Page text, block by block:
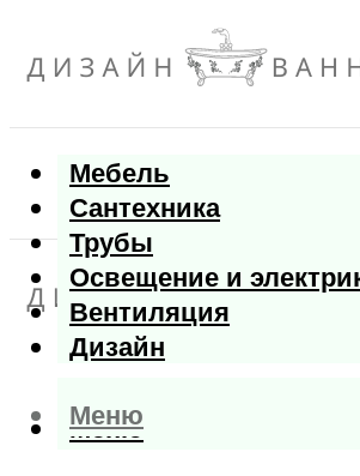
Мебель
Сантехника
Трубы
Освещение и
Вентиляция
Дизайн
Меню
Меню